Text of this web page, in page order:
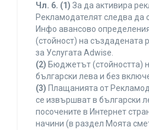
Чл. 6. (1) За да активира
Рекламодателят следва да
Инфо авансово
(стойност) на създадената
за Услугата Adwise.
(2) Бюджетът (стойността)
български лева и без
(3) Плащанията от
се извършват в български
посочените в Интернет
начини (в раздел Моята